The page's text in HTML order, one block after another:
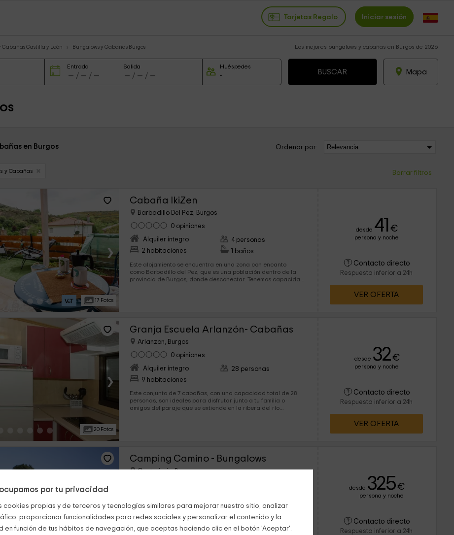
por tu privacidad
cookies propias y de terceros y tecnologías similares para mejorar nuestro sitio, analizar
proporcionar funcionalidades para redes sociales y personalizar el contenido y la
en función de tus hábitos de navegación, que aceptas haciendo clic en el botón 'Aceptar'.
Tarjetas Regalo Iniciar sesión
Cabañas Castilla y León Bungalows y Cabañas Burgos Los mejores bungalows y cabañas en Burgos de 2026
Entrada Salida Huéspedes
Mapa
en Burgos Ordenar por:
y Cabañas Borrar filtros
›
17 Fotos
Cabaña IkiZen
Barbadillo Del Pez, Burgos
0 opiniones
Alquiler íntegro
2 habitaciones
4 personas
1 baños
Este alojamiento se encuentra en una zona con encanto
como Barbadillo del Pez, que es una población dentro de la
provincia de Burgos, donde desconectar. Tenemos capacidad
desde 41 €
persona y noche
Contacto directo
Respuesta inferior a 24h
VER OFERTA
›
20 Fotos
Granja Escuela Arlanzón- Cabañas
Arlanzon, Burgos
0 opiniones
Alquiler íntegro
9 habitaciones
28 personas
Este conjunto de 7 cabañas, con una capacidad total de 28
personas, son ideales para disfrutar junto a tu familia o
amigos del paraje que se extiende en la ribera del río
desde 32€
persona y noche
Contacto directo
Respuesta inferior a 24h
VER OFERTA
›
Camping Camino - Bungalows
Castrojeriz, Burgos
6 habitaciones
Estos bungalows, realizados completamente en madera, se
encuentran dentro de un complejo diseñado para el turismo
desde 325€
persona y noche
Contacto directo
Respuesta inferior a 24h